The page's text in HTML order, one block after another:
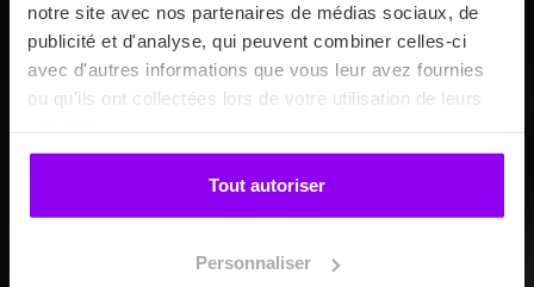
notre site avec nos partenaires de médias sociaux, de
publicité et d'analyse, qui peuvent combiner celles-ci
avec d'autres informations que vous leur avez fournies
ou qu'ils ont collectées lors de votre utilisation de leurs
Tout autoriser
Personnaliser